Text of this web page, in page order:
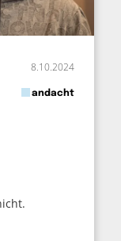
8.10.2024
inandacht